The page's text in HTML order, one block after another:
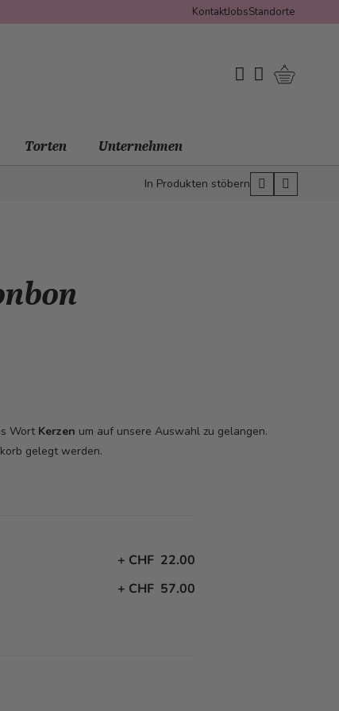
KontaktJobsStandorte
My Wishlist
Mein Konto
Torten Unternehmen
In Produkten stöbern
Wort Kerzen um auf unsere Auswahl zu gelangen.
gelegt werden.
+ CHF 22.00
+ CHF 57.00